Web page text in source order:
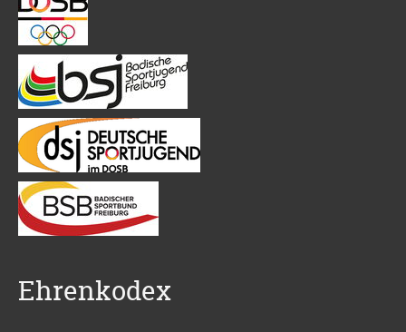
Ehrenkodex